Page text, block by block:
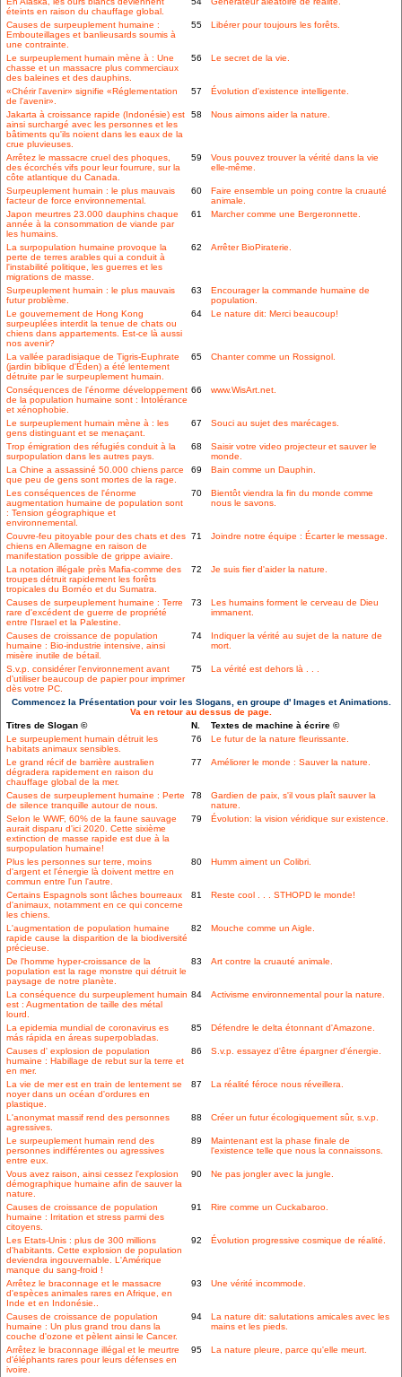
éteints en raison du chauffage global.
Causes de surpeuplement humaine :
Embouteillages et banlieusards soumis à
une contrainte.
55 Libérer pour toujours les forêts.
Le surpeuplement humain mène à : Une
chasse et un massacre plus commerciaux
des baleines et des dauphins.
56 Le secret de la vie.
«Chérir l'avenir» signifie «Réglementation
de l'avenir».
57 Évolution d'existence intelligente.
Jakarta à croissance rapide (Indonésie) est
ainsi surchargé avec les personnes et les
bâtiments qu'ils noient dans les eaux de la
crue pluvieuses.
58 Nous aimons aider la nature.
Arrêtez le massacre cruel des phoques,
des écorchés vifs pour leur fourrure, sur la
côte atlantique du Canada.
59
Vous pouvez trouver la vérité dans la vie
elle-même.
Surpeuplement humain : le plus mauvais
facteur de force environnemental.
60
Faire ensemble un poing contre la cruauté
animale.
Japon meurtres 23.000 dauphins chaque
année à la consommation de viande par
les humains.
61 Marcher comme une Bergeronnette.
La surpopulation humaine provoque la
perte de terres arables qui a conduit à
l'instabilité politique, les guerres et les
migrations de masse.
62 Arrêter BioPiraterie.
Surpeuplement humain : le plus mauvais
futur problème.
63
Encourager la commande humaine de
population.
Le gouvernement de Hong Kong
surpeuplées interdit la tenue de chats ou
chiens dans appartements. Est-ce là aussi
nos avenir?
64 Le nature dit: Merci beaucoup!
La vallée paradisiaque de Tigris-Euphrate
(jardin biblique d'Éden) a été lentement
détruite par le surpeuplement humain.
65 Chanter comme un Rossignol.
Conséquences de l'énorme développement
de la population humaine sont : Intolérance
et xénophobie.
66 www.WisArt.net.
Le surpeuplement humain mène à : les
gens distinguant et se menaçant.
67 Souci au sujet des marécages.
Trop émigration des réfugiés conduit à la
surpopulation dans les autres pays.
68
Saisir votre video projecteur et sauver le
monde.
La Chine a assassiné 50.000 chiens parce
que peu de gens sont mortes de la rage.
69 Bain comme un Dauphin.
Les conséquences de l'énorme
augmentation humaine de population sont
: Tension géographique et
environnemental.
70
Bientôt viendra la fin du monde comme
nous le savons.
Couvre-feu pitoyable pour des chats et des
chiens en Allemagne en raison de
manifestation possible de grippe aviaire.
71 Joindre notre équipe : Écarter le message.
La notation illégale près Mafia-comme des
troupes détruit rapidement les forêts
tropicales du Bornéo et du Sumatra.
72 Je suis fier d'aider la nature.
Causes de surpeuplement humaine : Terre
rare d'excédent de guerre de propriété
entre l'Israel et la Palestine.
73
Les humains forment le cerveau de Dieu
immanent.
Causes de croissance de population
humaine : Bio-industrie intensive, ainsi
misère inutile de bétail.
74
Indiquer la vérité au sujet de la nature de
mort.
S.v.p. considérer l'environnement avant
d'utiliser beaucoup de papier pour imprimer
dès votre PC.
75 La vérité est dehors là . . .
Commencez la Présentation pour voir les Slogans, en groupe d' Images et Animations.
Va en retour au dessus de page.
Titres de Slogan ©
N.
Textes de machine à écrire ©
Le surpeuplement humain détruit les
habitats animaux sensibles.
76 Le futur de la nature fleurissante.
Le grand récif de barrière australien
dégradera rapidement en raison du
chauffage global de la mer.
77 Améliorer le monde : Sauver la nature.
Causes de surpeuplement humaine : Perte
de silence tranquille autour de nous.
78
Gardien de paix, s'il vous plaît sauver la
nature.
Selon le WWF, 60% de la faune sauvage
aurait disparu d'ici 2020. Cette sixième
extinction de masse rapide est due à la
surpopulation humaine!
79 Évolution: la vision véridique sur existence.
Plus les personnes sur terre, moins
d'argent et l'énergie là doivent mettre en
commun entre l'un l'autre.
80 Humm aiment un Colibri.
Certains Espagnols sont lâches bourreaux
d'animaux, notamment en ce qui concerne
les chiens.
81 Reste cool . . . STHOPD le monde!
L'augmentation de population humaine
rapide cause la disparition de la biodiversité
précieuse.
82 Mouche comme un Aigle.
De l'homme hyper-croissance de la
population est la rage monstre qui détruit le
paysage de notre planète.
83 Art contre la cruauté animale.
La conséquence du surpeuplement humain
est : Augmentation de taille des métal
lourd.
84 Activisme environnemental pour la nature.
La epidemia mundial de coronavirus es
más rápida en áreas superpobladas.
85 Défendre le delta étonnant d'Amazone.
Causes d' explosion de population
humaine : Habillage de rebut sur la terre et
en mer.
86 S.v.p. essayez d'être épargner d'énergie.
La vie de mer est en train de lentement se
noyer dans un océan d'ordures en
plastique.
87 La réalité féroce nous réveillera.
L'anonymat massif rend des personnes
agressives.
88 Créer un futur écologiquement sûr, s.v.p.
Le surpeuplement humain rend des
personnes indifférentes ou agressives
entre eux.
89
Maintenant est la phase finale de
l'existence telle que nous la connaissons.
Vous avez raison, ainsi cessez l'explosion
démographique humaine afin de sauver la
nature.
90 Ne pas jongler avec la jungle.
Causes de croissance de population
humaine : Irritation et stress parmi des
citoyens.
91 Rire comme un Cuckabaroo.
Les Etats-Unis : plus de 300 millions
d'habitants. Cette explosion de population
deviendra ingouvernable. L'Amérique
manque du sang-froid !
92 Évolution progressive cosmique de réalité.
Arrêtez le braconnage et le massacre
d'espèces animales rares en Afrique, en
Inde et en Indonésie..
93 Une vérité incommode.
Causes de croissance de population
humaine : Un plus grand trou dans la
couche d'ozone et pèlent ainsi le Cancer.
94
La nature dit: salutations amicales avec les
mains et les pieds.
Arrêtez le braconnage illégal et le meurtre
d'éléphants rares pour leurs défenses en
ivoire.
95 La nature pleure, parce qu'elle meurt.